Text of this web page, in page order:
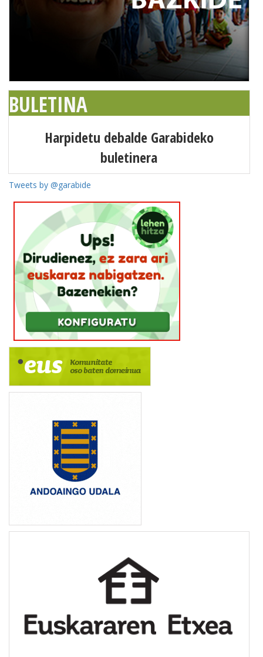
BULETINA
Harpidetu debalde Garabideko
buletinera
Tweets by @garabide